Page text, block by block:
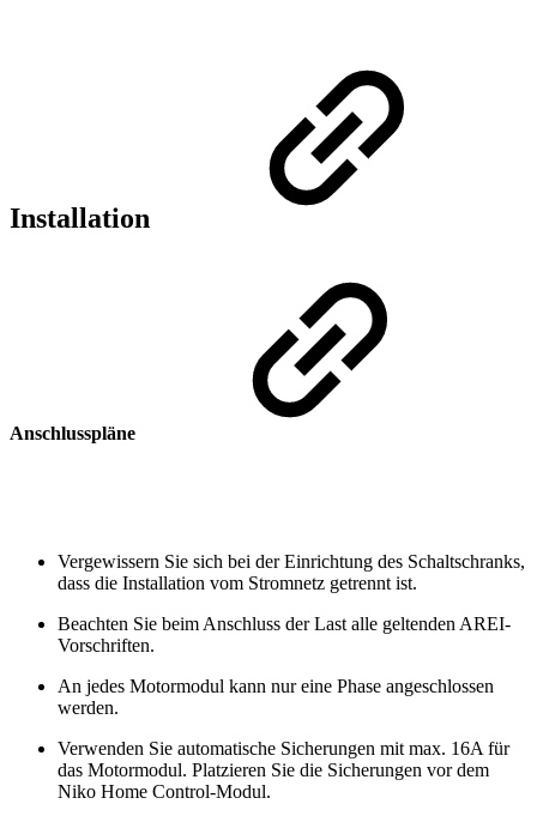
Installation
Anschlusspläne
Vergewissern Sie sich bei der Einrichtung des Schaltschranks,
dass die Installation vom Stromnetz getrennt ist.
Beachten Sie beim Anschluss der Last alle geltenden AREI-
Vorschriften.
An jedes Motormodul kann nur eine Phase angeschlossen
werden.
Verwenden Sie automatische Sicherungen mit max. 16A für
das Motormodul. Platzieren Sie die Sicherungen vor dem
Niko Home Control-Modul.